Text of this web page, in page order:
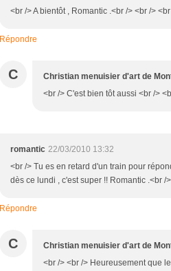
<br /> A bientôt , Romantic .<br /> <br />
Répondre
C Christian menuisier d'art de
<br /> C'est bien tôt aussi <br />
romantic 22/03/2010 13:32
<br /> Tu es en retard d'un train pour
dès ce lundi , c'est super !! Romantic .<br /
Répondre
C Christian menuisier d'art de
<br /> <br /> Heureusement que